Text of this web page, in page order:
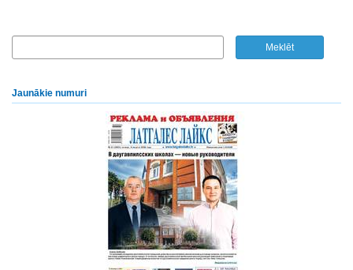
Jaunākie numuri